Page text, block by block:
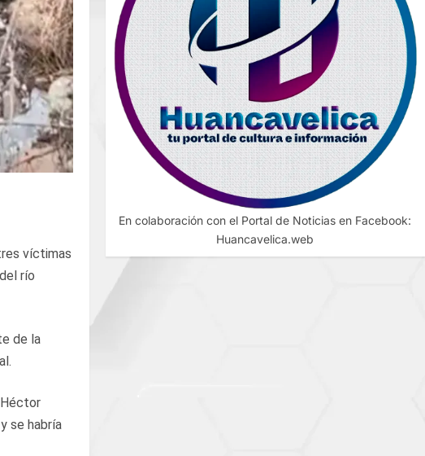
víctimas
río
de la
se habría
En colaboración con el Portal de Noticias en Facebook:
Huancavelica.web